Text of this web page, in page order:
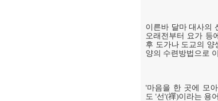
이른바 달마 대사의
오래전부터 요가 등
후 도가나 도교의 양
양의 수련방법으로
'마음을 한 곳에 모
도 '선'(禪)이라는 용